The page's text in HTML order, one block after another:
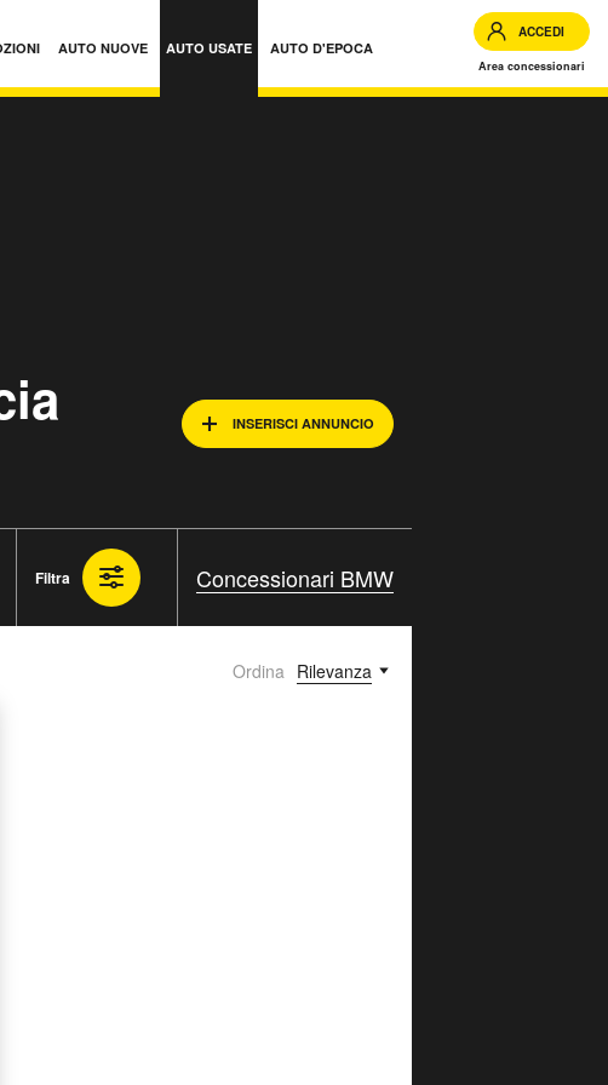
AUTO NUOVE AUTO USATE AUTO D'EPOCA
ACCEDI
Area concessionari
INSERISCI ANNUNCIO
Filtra Concessionari BMW
Ordina Rilevanza